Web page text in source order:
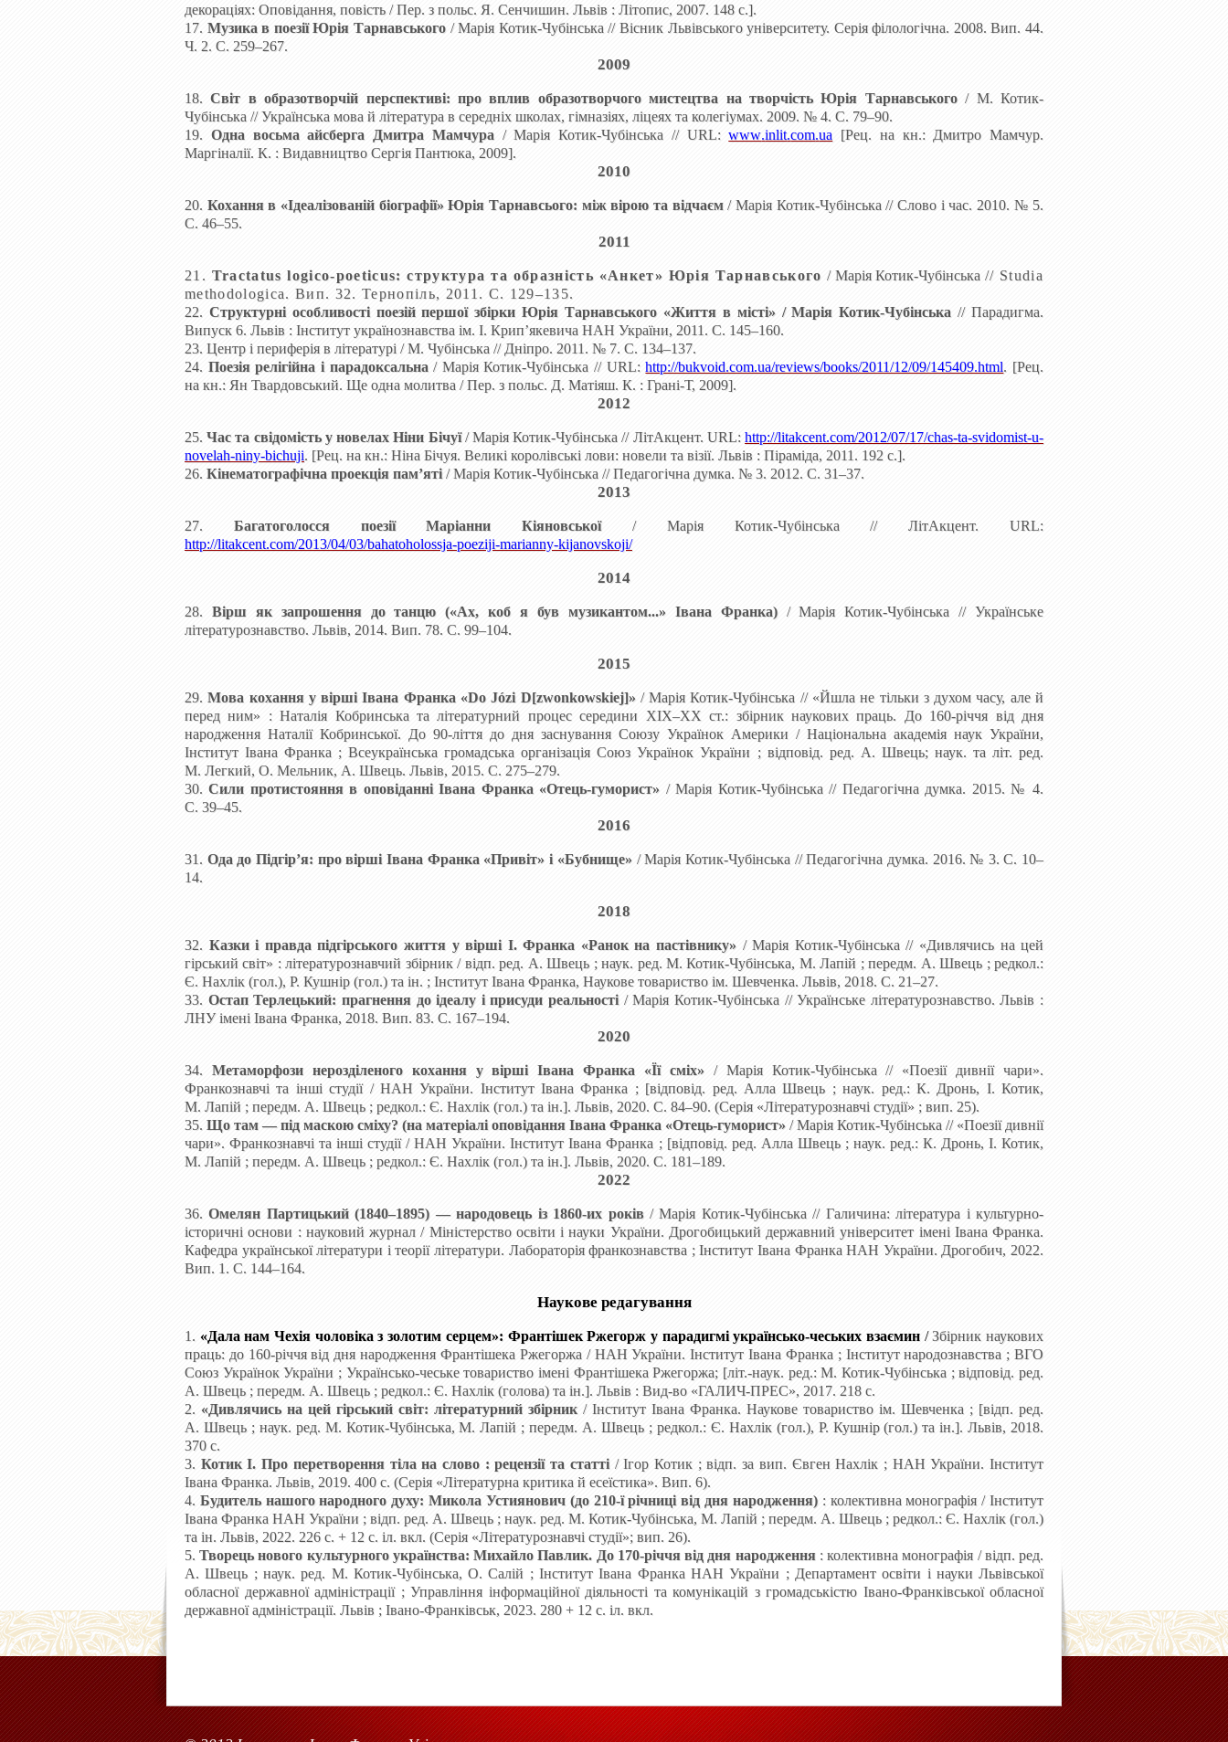
декораціях: Оповідання, повість / Пер. з польс. Я. Сенчишин. Львів : Літопис, 2007. 148 с.].
17. Музика в поезії Юрія Тарнавського/Марія Котик-Чубінська // Вісник Львівського університету. Серія філологічна. 2008. Вип. 44.
Ч. 2. С. 259–267.
2009
18.Світ в образотворчій перспективі: про вплив образотворчого мистецтва на творчість Юрія Тарнавського / М. Котик-
Чубінська // Українська мова й література в середніх школах, гімназіях, ліцеях та колегіумах. 2009. № 4. С. 79–90.
19. Одна восьма айсберга Дмитра Мамчура/Марія Котик-Чубінська // URL: www.inlit.com.ua [Рец. на кн.: Дмитро Мамчур.
Маргіналії. К. : Видавництво Сергія Пантюка, 2009].
2010
20. Кохання в «Ідеалізованій біографії» Юрія Тарнавсього: між вірою та відчаєм/Марія Котик-Чубінська // Слово і час. 2010. № 5.
С. 46–55.
2011
21. Tractatus logiсo-poeticus: структура та образність «Анкет» Юрія Тарнавського / Марія Котик-Чубінська // Studia
methodologica.Вип. 32. Тернопіль, 2011. С. 129–135.
22. Структурні особливості поезій першої збірки Юрія Тарнавського «Життя в місті»/Марія Котик-Чубінська // Парадигма.
Випуск 6. Львів : Інститут українознавства ім. І. Крип’якевича НАН України, 2011. С. 145–160.
23. Центр і периферія в літературі / М. Чубінська // Дніпро. 2011. № 7. С. 134–137.
24. Поезія релігійна і парадоксальна / Марія Котик-Чубінська // URL:http://bukvoid.com.ua/reviews/books/2011/12/09/145409.html. [Рец.
на кн.: Ян Твардовський. Ще одна молитва / Пер. з польс. Д. Матіяш. К. : Грані-Т, 2009].
2012
25.Час та свідомість у новелах Ніни Бічуї /Марія Котик-Чубінська // ЛітАкцент. URL:http://litakcent.com/2012/07/17/chas-ta-svidomist-u-
novelah-niny-bichuji. [Рец. на кн.: Ніна Бічуя. Великі королівські лови: новели та візії. Львів : Піраміда, 2011. 192 с.].
26. Кінематографічна проекція пам’яті / Марія Котик-Чубінська // Педагогічна думка. № 3. 2012. С. 31–37.
2013
27. Багатоголосся поезії Маріанни Кіяновської/ Марія Котик-Чубінська
// ЛітАкцент. URL:
http://litakcent.com/2013/04/03/bahatoholossja-poeziji-marianny-kijanovskoji/
2014
28. Вірш як запрошення до танцю («Ах, коб я був музикантом...» Івана Франка) /Марія
Котик-Чубінська // Українське
літературознавство. Львів, 2014. Вип. 78. С. 99–104.
2015
29. Мова кохання у вірші Івана Франка «Do Józi D[zwonkowskiej]»/Марія Котик-Чубінська // «Йшла не тільки з духом часу, але й
перед ним» : Наталія Кобринська та літературний процес середини ХІХ‒ХХ ст.: збірник наукових праць. До 160-річчя від дня
народження Наталії Кобринської. До 90-ліття до дня заснування Союзу Українок Америки / Національна академія наук України,
Інститут Івана Франка ; Всеукраїнська громадська організація Союз Українок України ; відповід. ред. А. Швець; наук. та літ. ред.
М. Легкий, О. Мельник, А. Швець. Львів, 2015. С. 275–279.
30. Сили протистояння в оповіданні Івана Франка «Отець-гуморист» /Марія Котик-Чубінська // Педагогічна думка. 2015. № 4.
С. 39–45.
2016
31. Ода до Підгір’я: про вірші Івана Франка «Привіт» і «Бубнище»/Марія Котик-Чубінська // Педагогічна думка. 2016. № 3. С. 10–
14.
2018
32. Казки і правда підгірського життя у вірші І. Франка «Ранок на пастівнику» /Марія Котик-Чубінська// «Дивлячись на цей
гірський світ» : літературознавчий збірник / відп. ред. А. Швець ; наук. ред. М. Котик-Чубінська, М. Лапій ; передм. А. Швець ; редкол.:
Є. Нахлік (гол.), Р. Кушнір (гол.) та ін. ; Інститут Івана Франка, Наукове товариство ім. Шевченка. Львів, 2018. С. 21–27.
33. Остап Терлецький: прагнення до ідеалу і присуди реальності /Марія Котик-Чубінська // Українське літературознавство. Львів :
ЛНУ імені Івана Франка, 2018. Вип. 83. С. 167–194.
2020
34. Метаморфози нерозділеного кохання у вірші Івана Франка «Її сміх» /
Марія Котик-Чубінська // «Поезії дивнії чари».
Франкознавчі та інші студії / НАН України. Інститут Івана Франка ; [відповід. ред. Алла Швець ; наук. ред.: К. Дронь, І. Котик,
М. Лапій ; передм. А. Швець ; редкол.: Є. Нахлік (гол.) та ін.]. Львів, 2020. С. 84–90. (Серія «Літературознавчі студії» ; вип. 25).
35. Що там — під маскою сміху? (на матеріалі оповідання Івана Франка «Отець-гуморист» /Марія Котик-Чубінська // «Поезії дивнії
чари». Франкознавчі та інші студії / НАН України. Інститут Івана Франка ; [відповід. ред. Алла Швець ; наук. ред.: К. Дронь, І. Котик,
М. Лапій ; передм. А. Швець ; редкол.: Є. Нахлік (гол.) та ін.]. Львів, 2020. С. 181–189.
2022
36.Омелян Партицький (1840–1895) —народовець із 1860-их років /Марія Котик-Чубінська// Галичина: література і культурно-
історичні основи : науковий журнал / Міністерство освіти і науки України. Дрогобицький державний університет імені Івана Франка.
Кафедра української літератури і теорії літератури. Лабораторія франкознавства ; Інститут Івана Франка НАН України. Дрогобич, 2022.
Вип. 1. С. 144–164.
Наукове редагування
1. «Дала нам Чехія чоловіка з золотим серцем»: Франтішек Ржегорж у парадигмі українсько-чеських взаємин/Збірник наукових
праць: до 160-річчя від дня народження Франтішека Ржегоржа / НАН України. Інститут Івана Франка ; Інститут народознавства ; ВГО
Союз Українок України ; Українсько-чеське товариство імені Франтішека Ржегоржа; [літ.-наук. ред.: М. Котик-Чубінська ; відповід. ред.
А. Швець ; передм. А. Швець ; редкол.: Є. Нахлік (голова) та ін.]. Львів : Вид-во «ГАЛИЧ-ПРЕС», 2017. 218 с.
2. «Дивлячись на цей гірський світ: літературний збірник /Інститут Івана Франка. Наукове товариство ім. Шевченка ; [відп. ред.
А. Швець ; наук. ред. М. Котик-Чубінська, М. Лапій ; передм. А. Швець ; редкол.: Є. Нахлік (гол.), Р. Кушнір (гол.) та ін.]. Львів, 2018.
370 с.
3. Котик І. Про перетворення тіла на слово : рецензії та статті / Ігор Котик ; відп. за вип. Євген Нахлік ; НАН України. Інститут
Івана Франка. Львів, 2019. 400 с. (Серія «Літературна критика й есеїстика». Вип. 6).
4. Будитель нашого народного духу: Микола Устиянович (до 210-ї річниці від дня народження): колективна монографія / Інститут
Івана Франка НАН України ; відп. ред. А. Швець ; наук. ред. М. Котик-Чубінська, М. Лапій ; передм. А. Швець ; редкол.: Є. Нахлік (гол.)
та ін. Львів, 2022. 226 с. + 12 с. іл. вкл. (Серія «Літературознавчі студії»; вип. 26).
5.Творець нового культурного українства: Михайло Павлик. До 170-річчя від дня народження : колективна монографія / відп. ред.
А. Швець ; наук. ред. М. Котик-Чубінська, О. Салій ; Інститут Івана Франка НАН України ; Департамент освіти і науки Львівської
обласної державної адміністрації ; Управління інформаційної діяльності та комунікацій з громадськістю Івано-Франківської обласної
державної адміністрації. Львів ; Івано-Франківськ, 2023. 280 + 12 c. іл. вкл.